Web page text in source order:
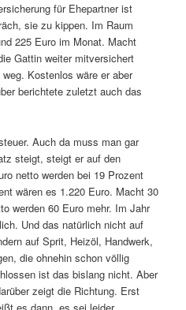
für Ehepartner ist
sie zu kippen. Im Raum
225 Euro im Monat. Macht
Gattin weiter mitversichert
Kostenlos wäre er aber
berichtete zuletzt auch das
Auch da muss man gar
steigt, steigt er auf den
netto werden bei 19 Prozent
wären es 1.220 Euro. Macht 30
werden 60 Euro mehr. Im Jahr
Und das natürlich nicht auf
auf Sprit, Heizöl, Handwerk,
die ohnehin schon völlig
ist das bislang nicht. Aber
zeigt die Richtung. Erst
es dann, es sei leider